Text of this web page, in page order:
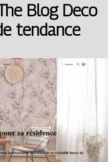
Blog Deco
tendance